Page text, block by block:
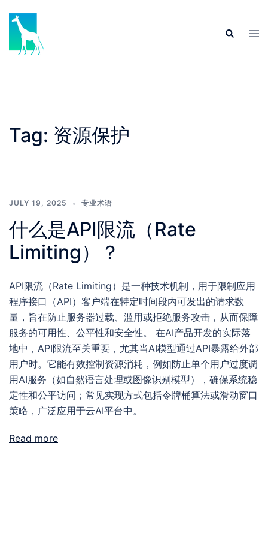
content
Search
Tag: 资源保护
JULY 19, 2025 专业术语
什么是API限流（Rate
Limiting）？
API限流（Rate Limiting）是一种技术机制，用于限制应用
程序接口（API）客户端在特定时间段内可发出的请求数
量，旨在防止服务器过载、滥用或拒绝服务攻击，从而保障
服务的可用性、公平性和安全性。 在AI产品开发的实际落
地中，API限流至关重要，尤其当AI模型通过API暴露给外部
用户时。它能有效控制资源消耗，例如防止单个用户过度调
用AI服务（如自然语言处理或图像识别模型），确保系统稳
定性和公平访问；常见实现方式包括令牌桶算法或滑动窗口
策略，广泛应用于云AI平台中。
Read more